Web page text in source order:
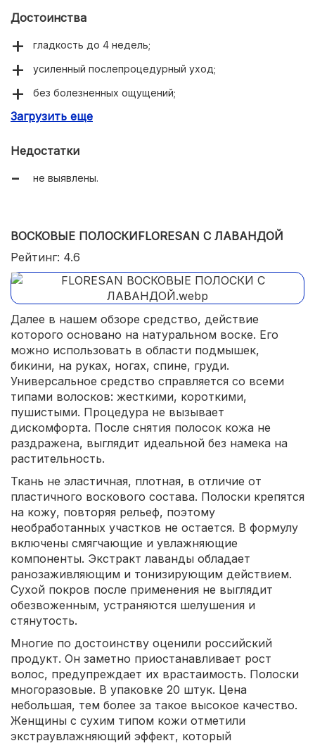
Достоинства
гладкость до 4 недель;
усиленный послепроцедурный уход;
без болезненных ощущений;
нежный запах розы;
Загрузить еще
Недостатки
не выявлены.
ВОСКОВЫЕ ПОЛОСКИFLORESAN С ЛАВАНДОЙ
Рейтинг: 4.6
Далее в нашем обзоре средство, действие
которого основано на натуральном воске. Его
можно использовать в области подмышек,
бикини, на руках, ногах, спине, груди.
Универсальное средство справляется со всеми
типами волосков: жесткими, короткими,
пушистыми. Процедура не вызывает
дискомфорта. После снятия полосок кожа не
раздражена, выглядит идеальной без намека на
растительность.
Ткань не эластичная, плотная, в отличие от
пластичного воскового состава. Полоски крепятся
на кожу, повторяя рельеф, поэтому
необработанных участков не остается. В формулу
включены смягчающие и увлажняющие
компоненты. Экстракт лаванды обладает
ранозаживляющим и тонизирующим действием.
Сухой покров после применения не выглядит
обезвоженным, устраняются шелушения и
стянутость.
Многие по достоинству оценили российский
продукт. Он заметно приостанавливает рост
волос, предупреждает их врастаимость. Полоски
многоразовые. В упаковке 20 штук. Цена
небольшая, тем более за такое высокое качество.
Женщины с сухим типом кожи отметили
экстраувлажняющий эффект, который